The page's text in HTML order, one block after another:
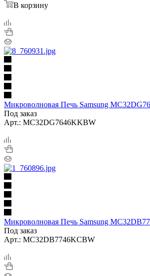
В корзину
Микроволновая Печь Samsung
Под заказ
Арт.: MC32DG7646KKBW
Микроволновая Печь Samsung
Под заказ
Арт.: MC32DB7746KCBW